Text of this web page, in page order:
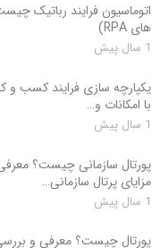
اتوماسیون فرایند رباتیک
های RPA)
1 سال پیش
یکپارچه سازی فرایند کسب و
با امکانات و…
1 سال پیش
پورتال سازمانی چیست؟
مزایای پرتال سازمانی…
1 سال پیش
پورتال چیست؟ معرفی و بررسی